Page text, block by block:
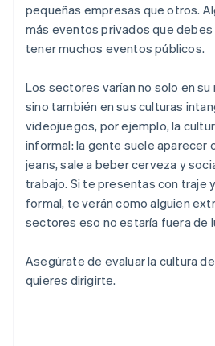
pequeñas empresas que otros.
más eventos privados que
tener muchos eventos públicos.
Los sectores varían no solo en su
sino también en sus culturas
videojuegos, por ejemplo, la
informal: la gente suele aparecer
jeans, sale a beber cerveza y
trabajo. Si te presentas con traje
formal, te verán como alguien
sectores eso no estaría fuera de
Asegúrate de evaluar la cultura
quieres dirigirte.